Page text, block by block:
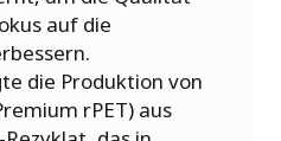
auf die
die Produktion von
rPET) aus